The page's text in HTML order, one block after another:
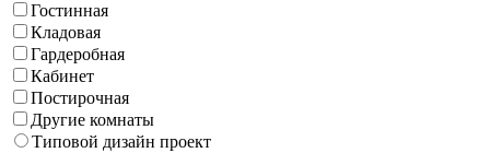
Гостинная
Кладовая
Гардеробная
Кабинет
Постирочная
Другие комнаты
Типовой дизайн проект